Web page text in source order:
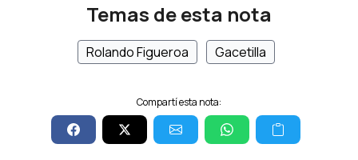
Temas de esta nota
Rolando Figueroa Gacetilla
Compartí esta nota: